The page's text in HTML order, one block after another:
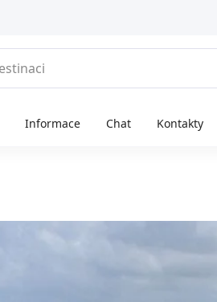
Informace Chat Kontakty